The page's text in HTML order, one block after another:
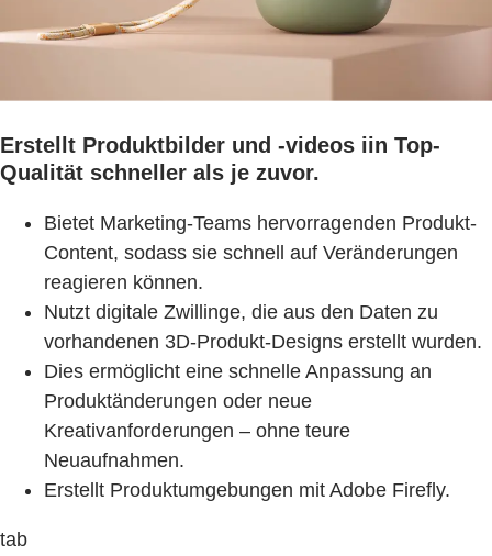
Erstellt Produktbilder und -videos iin Top-
Qualität schneller als je zuvor.
Bietet Marketing-Teams hervorragenden Produkt-
Content, sodass sie schnell auf Veränderungen
reagieren können.
Nutzt digitale Zwillinge, die aus den Daten zu
vorhandenen 3D-Produkt-Designs erstellt wurden.
Dies ermöglicht eine schnelle Anpassung an
Produktänderungen oder neue
Kreativanforderungen – ohne teure
Neuaufnahmen.
Erstellt Produktumgebungen mit Adobe Firefly.
tab